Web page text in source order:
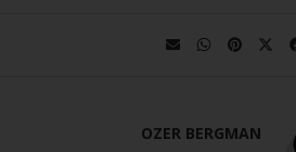
OZER BERGMAN